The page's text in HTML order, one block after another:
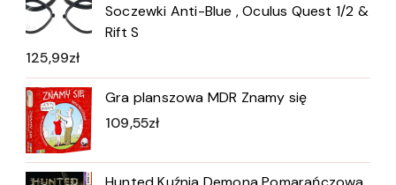
Soczewki Anti-Blue , Oculus Quest 1/2 &
Rift S
125,99zł
Gra planszowa MDR Znamy się
109,55zł